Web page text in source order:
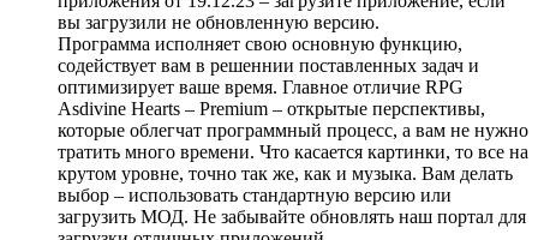
вы загрузили не обновленную версию.
Программа исполняет свою основную функцию,
содействует вам в решеннии поставленных задач и
оптимизирует ваше время. Главное отличие RPG
Asdivine Hearts – Premium – открытые перспективы,
которые облегчат программный процесс, а вам не нужно
тратить много времени. Что касается картинки, то все на
крутом уровне, точно так же, как и музыка. Вам делать
выбор – использовать стандартную версию или
загрузить МОД. Не забывайте обновлять наш портал для